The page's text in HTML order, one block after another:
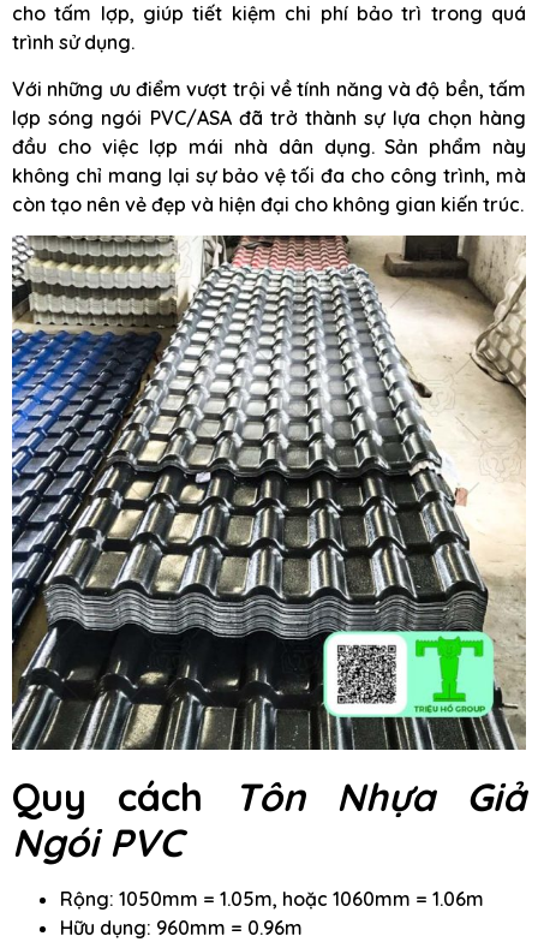
cho tấm lợp, giúp tiết kiệm chi phí bảo trì trong quá
trình sử dụng.
Với những ưu điểm vượt trội về tính năng và độ bền, tấm
lợp sóng ngói PVC/ASA đã trở thành sự lựa chọn hàng
đầu cho việc lợp mái nhà dân dụng. Sản phẩm này
không chỉ mang lại sự bảo vệ tối đa cho công trình, mà
còn tạo nên vẻ đẹp và hiện đại cho không gian kiến trúc.
Quy cách
Tôn Nhựa Giả
Ngói PVC
Rộng: 1050mm = 1.05m, hoặc 1060mm = 1.06m
Hữu dụng: 960mm = 0.96m